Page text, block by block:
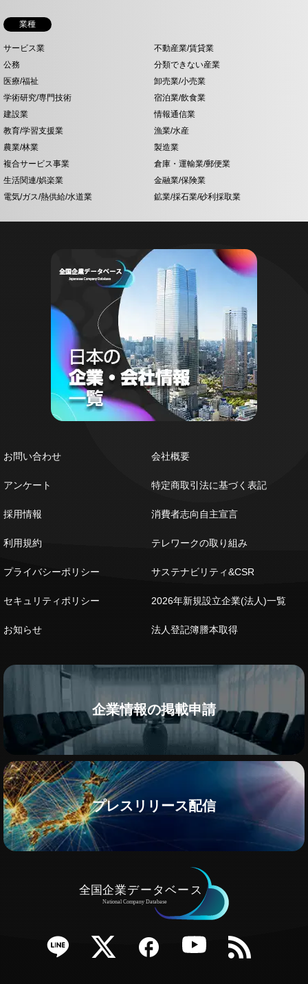
業種
サービス業
不動産業/賃貸業
公務
分類できない産業
医療/福祉
卸売業/小売業
学術研究/専門技術
宿泊業/飲食業
建設業
情報通信業
教育/学習支援業
漁業/水産
農業/林業
製造業
複合サービス事業
倉庫・運輸業/郵便業
生活関連/娯楽業
金融業/保険業
電気/ガス/熱供給/水道業
鉱業/採石業/砂利採取業
お問い合わせ
アンケート
採用情報
利用規約
プライバシーポリシー
セキュリティポリシー
お知らせ
会社概要
特定商取引法に基づく表記
消費者志向自主宣言
テレワークの取り組み
サステナビリティ&CSR
2026年新規設立企業(法人)一覧
法人登記簿謄本取得
企業情報の掲載申請
プレスリリース配信
Twitter Facebook YouTube RSS